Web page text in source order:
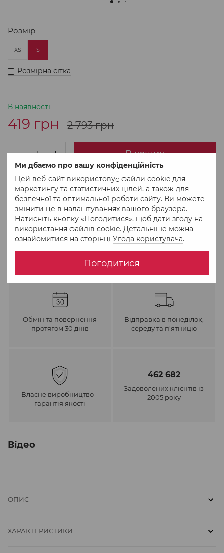
Ми дбаємо про вашу конфіденційність
Цей веб-сайт використовує файли cookie для
маркетингу та статистичних цілей, а також для
безпечної та оптимальної роботи сайту. Ви можете
змінити це в налаштуваннях вашого браузера.
Натисніть кнопку «Погодитися», щоб дати згоду на
використання файлів cookie. Детальніше можна
ознайомитися на сторінці Угода користувача.
Погодитися
Розмір
XS S
Розмірна сітка
В наявності
419 грн 2 793 грн
В кошик
Придбати в 1 клік
До обраного Порівняти
Обмін та повернення
протягом 30 днів
Відправка в понеділок,
середу та п'ятницю
Власне виробництво –
гарантія якості
462 682
Задоволених клієнтів із
2005 року
Відео
ОПИС
ХАРАКТЕРИСТИКИ